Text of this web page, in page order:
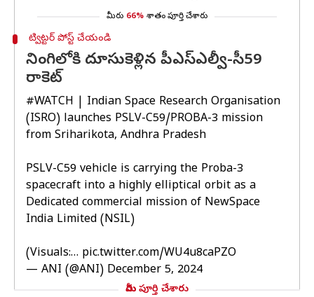
మీరు 66% శాతం పూర్తి చేశారు
ట్విట్టర్ పోస్ట్ చేయండి
నింగిలోకి దూసుకెళ్లిన పీఎస్ఎల్వీ-సీ59
రాకెట్‌
#WATCH | Indian Space Research Organisation
(ISRO) launches PSLV-C59/PROBA-3 mission
from Sriharikota, Andhra Pradesh
PSLV-C59 vehicle is carrying the Proba-3
spacecraft into a highly elliptical orbit as a
Dedicated commercial mission of NewSpace
India Limited (NSIL)
(Visuals:… pic.twitter.com/WU4u8caPZO
— ANI (@ANI) December 5, 2024
మీరు పూర్తి చేశారు